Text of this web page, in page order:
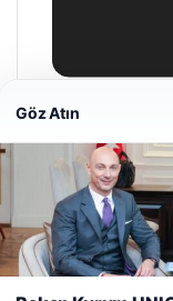
Enes Kaplan
28/04/2026
Web sitemizi nasıl
deneyiminizi
Göz Atın